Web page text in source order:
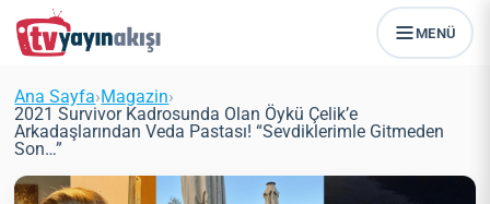
MENÜ
Ana Sayfa›Magazin›
2021 Survivor Kadrosunda Olan Öykü Çelik’e
Arkadaşlarından Veda Pastası! “Sevdiklerimle Gitmeden
Son…”